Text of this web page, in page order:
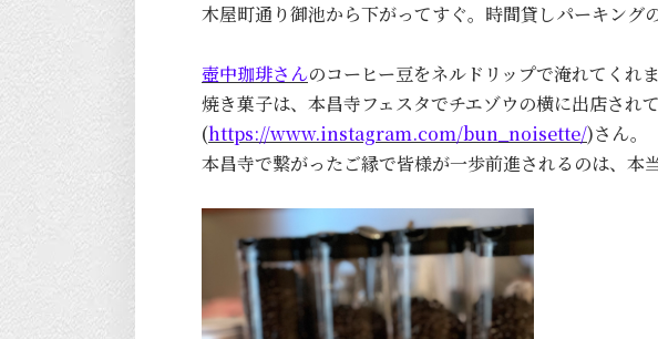
木屋町通り御池から下がってすぐ。時間貸しパーキング
壺中珈琲さんのコーヒー豆をネルドリップで淹れてくれま
焼き菓子は、本昌寺フェスタでチエゾウの横に出店さ
(https://www.instagram.com/bun_noisette/)さん。
本昌寺で繋がったご縁で皆様が一歩前進されるのは、本